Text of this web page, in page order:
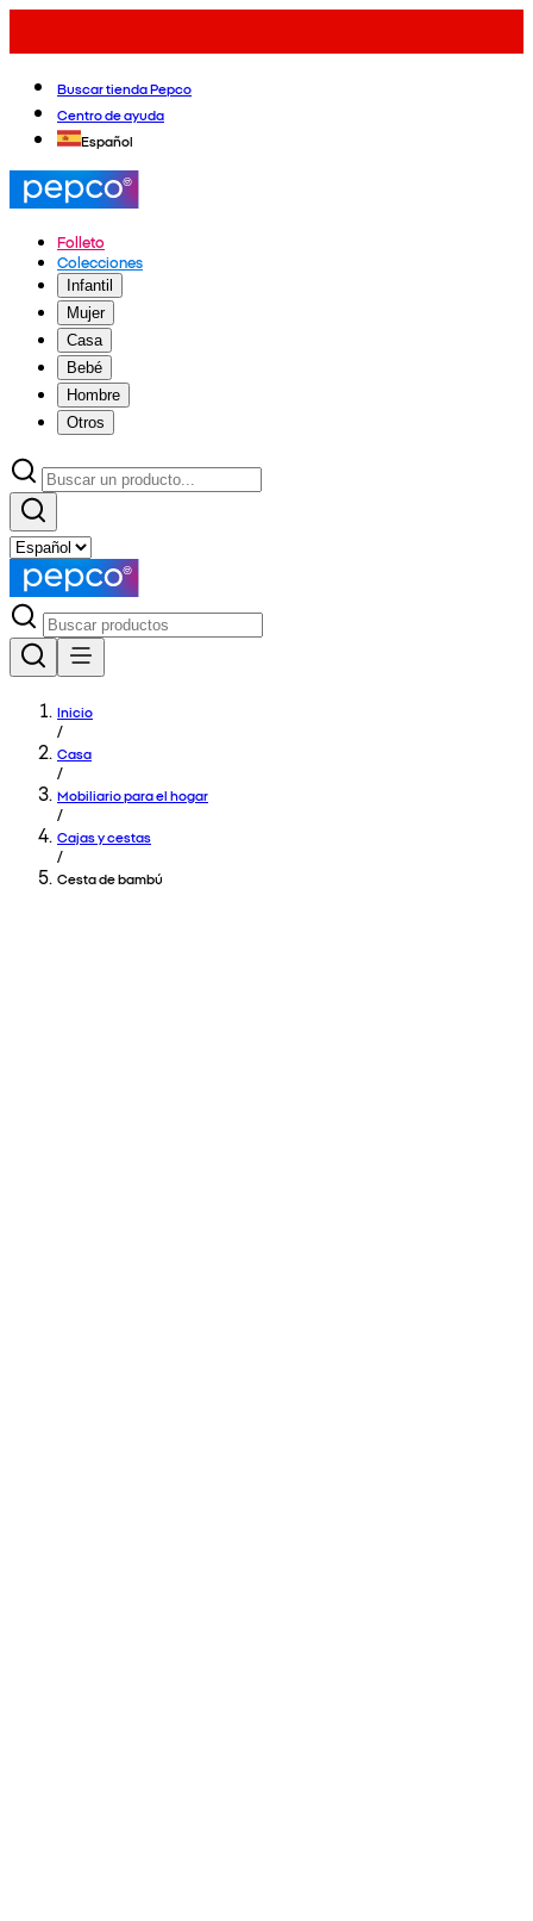
Buscar tienda Pepco
Centro de ayuda
Español
Folleto
Colecciones
Infantil
Mujer
Casa
Bebé
Hombre
Otros
Inicio
/
Casa
/
Mobiliario para el hogar
/
Cajas y cestas
/
Cesta de bambú